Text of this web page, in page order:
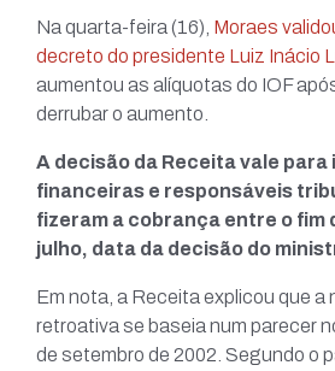
Na quarta-feira (16), Moraes
decreto do presidente Luiz Inácio
aumentou as alíquotas do IOF
derrubar o aumento.
A decisão da Receita vale
financeiras e responsáveis
fizeram a cobrança entre o fim
julho, data da decisão do
Em nota, a Receita explicou que a
retroativa se baseia num parecer
de setembro de 2002. Segundo o